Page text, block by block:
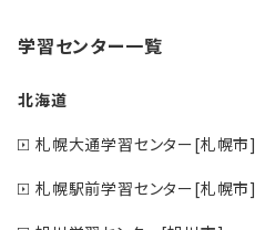
学習センター一覧
北海道
札幌大通学習センター[札幌市]
札幌駅前学習センター[札幌市]